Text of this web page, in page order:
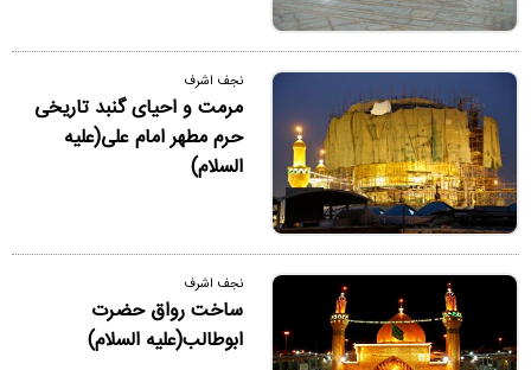
نجف اشرف
مرمت و احیای گنبد تاریخی
حرم مطهر امام علی(علیه
السلام)
نجف اشرف
ساخت رواق حضرت
ابوطالب(علیه السلام)